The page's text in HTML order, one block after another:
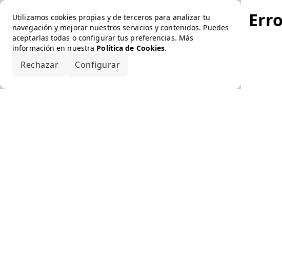
Utilizamos cookies propias y de terceros para analizar tu
navegación y mejorar nuestros servicios y contenidos. Puedes
aceptarlas todas o configurar tus preferencias. Más
información en nuestra Política de Cookies.
Rechazar Configurar